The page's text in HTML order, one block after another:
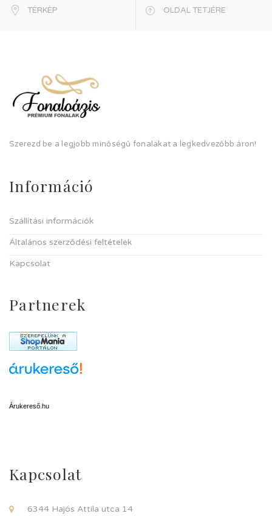
TÉRKÉP OLDAL TETJÉRE
Szerezd be a legjobb minőségű fonalakat a legkedvezőbb áron!
Információ
Szállítási információk
Általános szerződési feltételek
Kapcsolat
Partnerek
Árukereső.hu
Kapcsolat
6344 Hajós Attila utca 14